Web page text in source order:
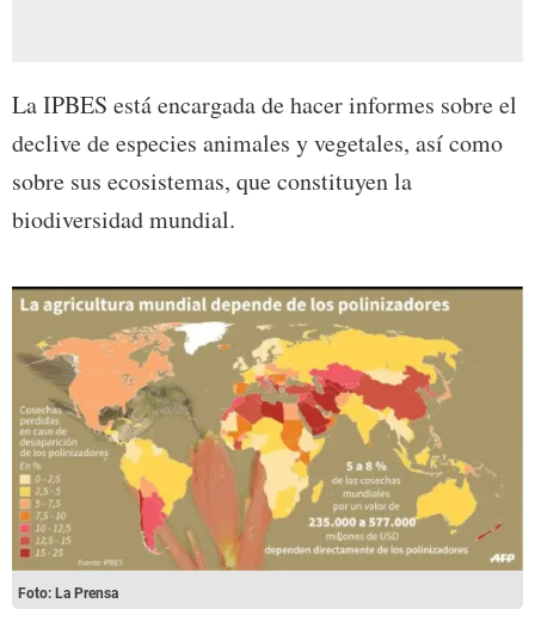
La IPBES está encargada de hacer informes sobre el
declive de especies animales y vegetales, así como
sobre sus ecosistemas, que constituyen la
biodiversidad mundial.
Foto: La Prensa